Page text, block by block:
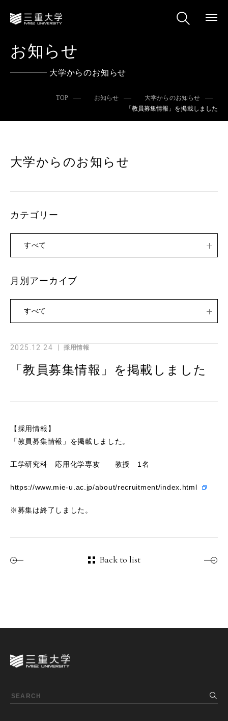
お知らせ
大学からのお知らせ
TOP お知らせ
大学からのお知らせ
「教員募集情報」を掲載しました
2025.12.24 採用情報
「教員募集情報」を掲載しました
【採用情報】
「教員募集情報」を掲載しました。
工学研究科 応用化学専攻 教授 1名
https://www.mie-u.ac.jp/about/recruitment/index.html
※募集は終了しました。
Back to list
大学からのお知らせ
カテゴリー
すべて
月別アーカイブ
すべて